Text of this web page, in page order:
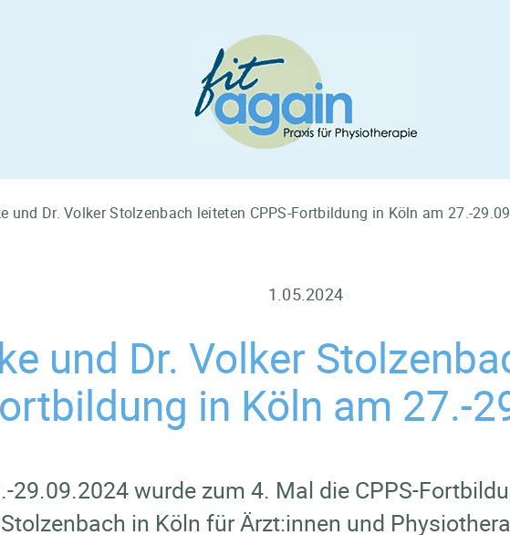
und Dr. Volker Stolzenbach leiteten CPPS-Fortbildung in Köln am 27.-
1.05.2024
und Dr. Volker
in Köln am 27.-
29.09.2024 wurde zum 4. Mal die CPPS-
in Köln für Ärzt:innen und